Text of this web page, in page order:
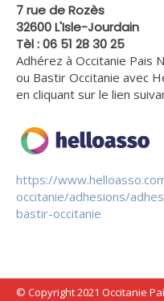
7 rue de Rozès
32600 L'Isle-Jourdain
Tèl : 06 51 28 30 25
Adhérez à Occitanie Pais
ou Bastir Occitanie avec
en cliquant sur le lien
https://
occitanie/adhesions/
bastir-occitanie
© Copyright 2021 Occitanie